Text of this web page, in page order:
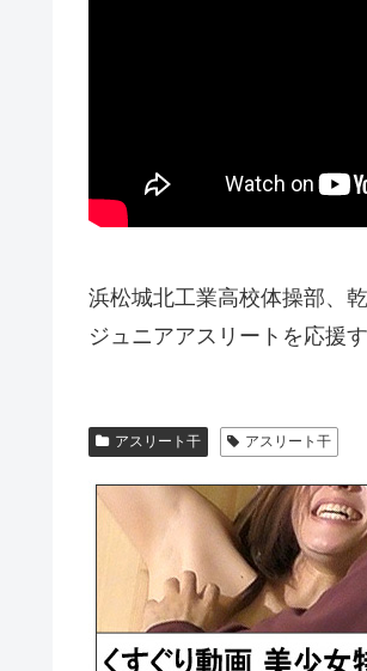
浜松城北工業高校体操部、
ジュニアアスリートを応援
アスリート干 アスリート干